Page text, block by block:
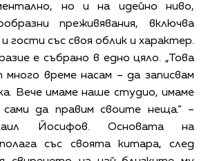
но и на идейно ниво,
преживявания, включва
гости със своя облик и характер.
е събрано в едно цяло. „Това
време насам – да записвам
Вече имаме наше студио, имаме
да правим своите неща.“ –
Йосифов. Основата на
със своята китара, след